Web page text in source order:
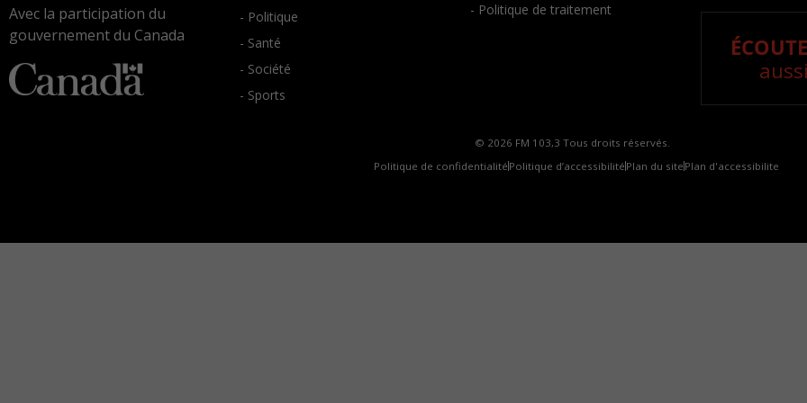
Avec la participation du
gouvernement du Canada
- Politique
- Santé
- Société
- Sports
- Politique de traitement
© 2026 FM 103,3 Tous droits réservés.
Politique de confidentialité Politique d’accessibilité Plan du site Plan d'accessibilite